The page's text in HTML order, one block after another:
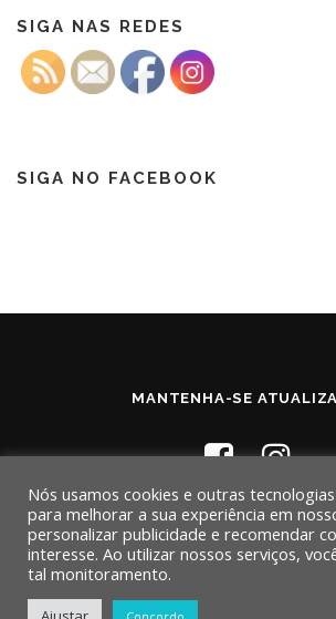
SIGA NAS REDES
SIGA NO FACEBOOK
MANTENHA-SE
Copyright © 2026 Webframe
Nós usamos cookies e outras
para melhorar a sua experiência em
personalizar publicidade e recomendar
interesse. Ao utilizar nossos serviços,
tal monitoramento.